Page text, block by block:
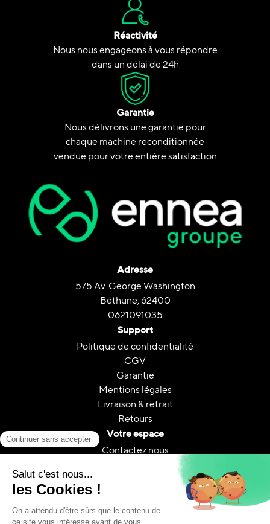
Réactivité
Nous nous engageons à vous répondre
dans un délai de 24h
Garantie
Nous délivrons une garantie pour
chaque machine reconditionnée
vendue pour votre entière satisfaction
Adresse
575 Av. George Washington
Béthune, 62400
0621091035
Support
Politique de confidentialité
CGV
Garantie
Mentions légales
Livraison & retrait
Retours
Votre espace
Contactez nous
A propos